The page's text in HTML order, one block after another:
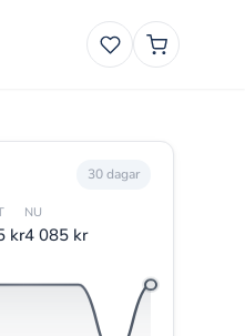
Favoriter
Smart
Varukorg
30 dagar
kr
NU
4 085 kr